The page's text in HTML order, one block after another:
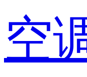
空